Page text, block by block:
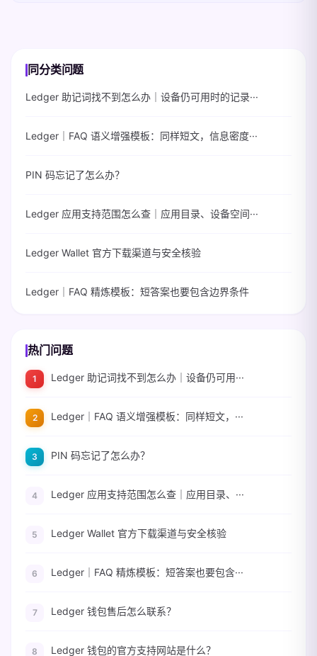
同分类问题
Ledger 助记词找不到怎么办｜设备仍可用时的记录···
Ledger｜FAQ 语义增强模板：同样短文，信息密度···
PIN 码忘记了怎么办？
Ledger 应用支持范围怎么查｜应用目录、设备空间···
Ledger Wallet 官方下载渠道与安全核验
Ledger｜FAQ 精炼模板：短答案也要包含边界条件
热门问题
Ledger 助记词找不到怎么办｜设备仍可用···
Ledger｜FAQ 语义增强模板：同样短文，···
PIN 码忘记了怎么办？
Ledger 应用支持范围怎么查｜应用目录、···
Ledger Wallet 官方下载渠道与安全核验
Ledger｜FAQ 精炼模板：短答案也要包含···
Ledger 钱包售后怎么联系？
Ledger 钱包的官方支持网站是什么？